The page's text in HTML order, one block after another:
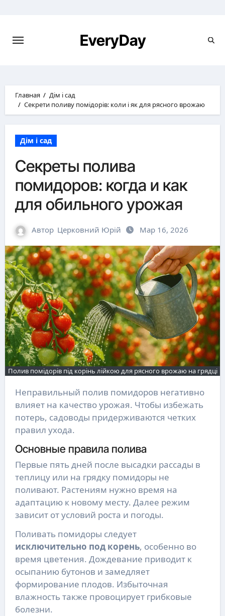
EveryDay
Главная
Дім і сад
Секрети поливу помідорів: коли і як для рясного врожаю
Дім і сад
Секреты полива
помидоров: когда и как
для обильного урожая
Автор Церковний Юрій Мар 16, 2026
Полив помідорів під корінь лійкою для рясного врожаю на грядці
Неправильный полив помидоров негативно
влияет на качество урожая. Чтобы избежать
потерь, садоводы придерживаются четких
правил ухода.
Основные правила полива
Первые пять дней после высадки рассады в
теплицу или на грядку помидоры не
поливают. Растениям нужно время на
адаптацию к новому месту. Далее режим
зависит от условий роста и погоды.
Поливать помидоры следует
исключительно под корень, особенно во
время цветения. Дождевание приводит к
осыпанию бутонов и замедляет
формирование плодов. Избыточная
влажность также провоцирует грибковые
болезни.